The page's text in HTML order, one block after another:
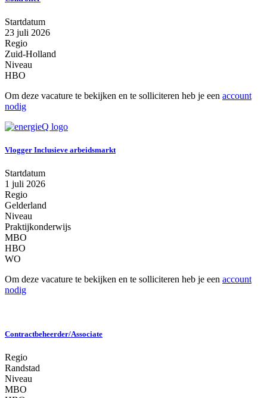
Startdatum
23 juli 2026
Regio
Zuid-Holland
Niveau
HBO
Om deze vacature te bekijken en te solliciteren heb je een account
nodig
Vlogger Inclusieve arbeidsmarkt
Startdatum
1 juli 2026
Regio
Gelderland
Niveau
Praktijkonderwijs
MBO
HBO
WO
Om deze vacature te bekijken en te solliciteren heb je een account
nodig
Contractbeheerder/Associate
Regio
Randstad
Niveau
MBO